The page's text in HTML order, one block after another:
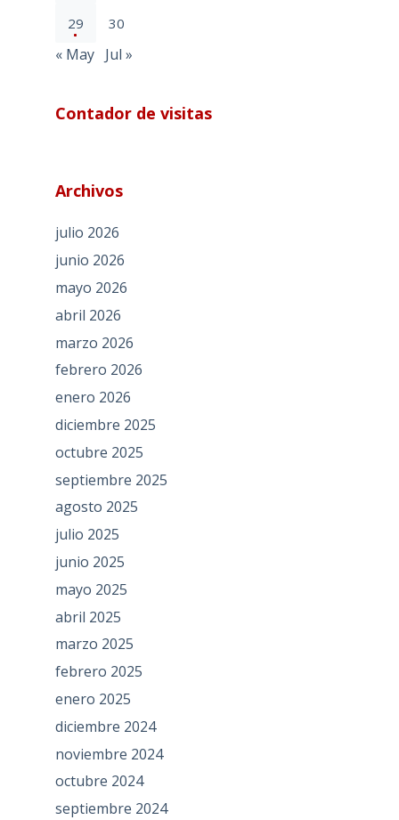
29 30
« May Jul »
Contador de visitas
Archivos
julio 2026
junio 2026
mayo 2026
abril 2026
marzo 2026
febrero 2026
enero 2026
diciembre 2025
octubre 2025
septiembre 2025
agosto 2025
julio 2025
junio 2025
mayo 2025
abril 2025
marzo 2025
febrero 2025
enero 2025
diciembre 2024
noviembre 2024
octubre 2024
septiembre 2024